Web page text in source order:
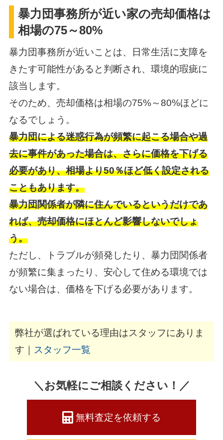
暴力団事務所が近い家の売却価格は
相場の75～80%
暴力団事務所が近いことは、日常生活に支障を
きたす可能性があると判断され、環境的瑕疵に
該当します。
そのため、売却価格は相場の75%～80%ほどに
なるでしょう。
暴力団による迷惑行為が頻繁に起こる場合や過
去に事件があった場合は、さらに価格を下げる
必要があり、相場より50％ほど低く設定される
こともあります。
暴力団関係者が隣に住んでいるというだけであ
れば、売却価格にほとんど影響しないでしょ
う。
ただし、トラブルが頻発したり、暴力団関係者
が頻繁に集まったり、安心して住める環境では
ない場合は、価格を下げる必要があります。
弊社が選ばれている理由はスタッフにありま
す｜ スタッフ一覧
＼お気軽にご相談ください！／
無料査定を依頼する